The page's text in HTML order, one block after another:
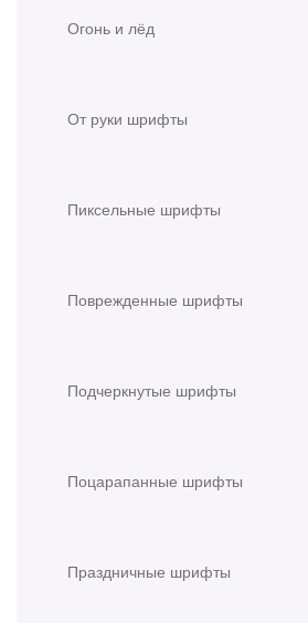
Огонь и лёд
От руки шрифты
Пиксельные шрифты
Поврежденные шрифты
Подчеркнутые шрифты
Поцарапанные шрифты
Праздничные шрифты